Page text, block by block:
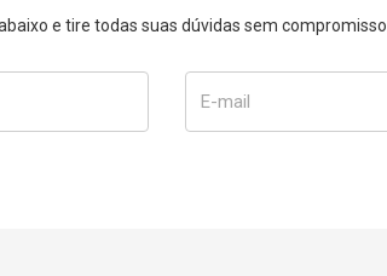
e tire todas suas dúvidas sem compromisso.